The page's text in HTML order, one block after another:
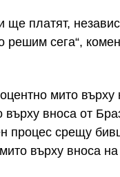
ще платят,
решим сега“,
мито върху
върху вноса от
процес срещу
върху вноса